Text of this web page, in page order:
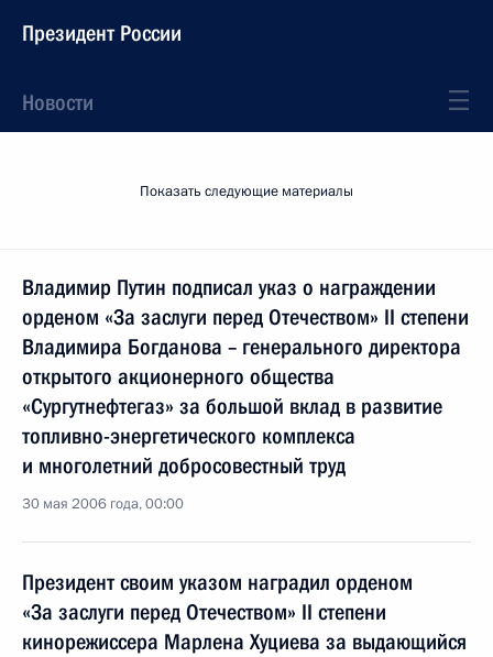
Президент России
Новости
Показать следующие материалы
Владимир Путин подписал указ о награждении
орденом «За заслуги перед Отечеством» II степени
Владимира Богданова – генерального директора
открытого акционерного общества
«Сургутнефтегаз» за большой вклад в развитие
топливно-энергетического комплекса
и многолетний добросовестный труд
30 мая 2006 года, 00:00
Президент своим указом наградил орденом
«За заслуги перед Отечеством» II степени
кинорежиссера Марлена Хуциева за выдающийся